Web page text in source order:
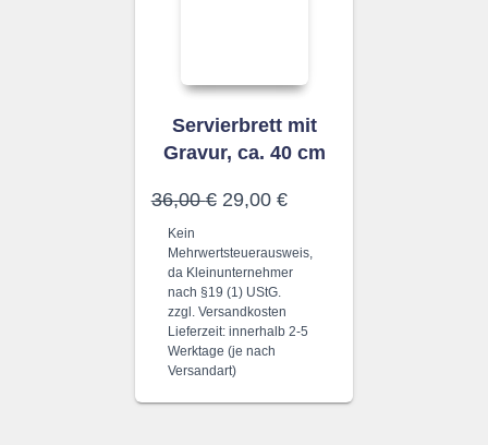
Servierbrett mit
Gravur, ca. 40 cm
36,00€ Ursprünglicher
war:
36,00 €
29,00 €Aktueller
ist:
29,00 €.
Kein
Mehrwertsteuerausweis,
da Kleinunternehmer
nach §19 (1) UStG.
zzgl. Versandkosten
Lieferzeit: innerhalb 2-5
Werktage (je nach
Versandart)